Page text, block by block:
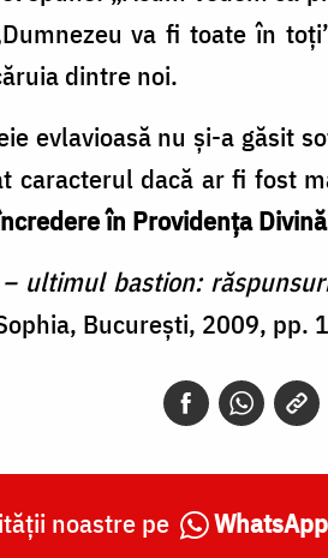
va fi toate în
dintre noi.
evlavioasă nu şi-a găsit
caracterul dacă ar fi fost
în Providenţa Divină
ultimul bastion:
București, 2009, pp.
noastre pe WhatsApp